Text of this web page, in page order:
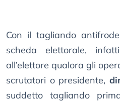
Con il tagliando
scheda elettorale,
all’elettore qualora gli
scrutatori o presidente,
suddetto tagliando